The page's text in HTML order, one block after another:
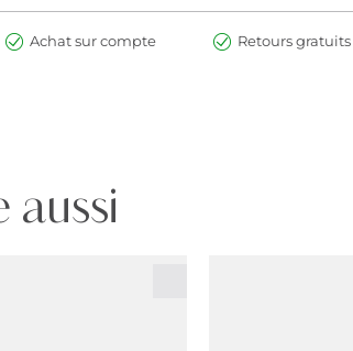
Achat sur compte Retours gratuits